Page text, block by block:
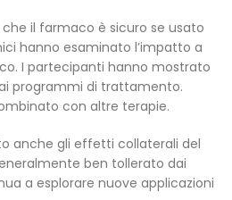
il farmaco è sicuro se usato
hanno esaminato l’impatto a
I partecipanti hanno mostrato
programmi di trattamento.
con altre terapie.
anche gli effetti collaterali del
ben tollerato dai
a esplorare nuove applicazioni